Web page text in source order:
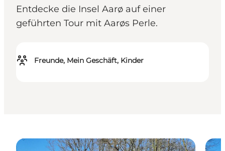
Entdecke die Insel Aarø auf einer
geführten Tour mit Aarøs Perle.
Freunde, Mein Geschäft, Kinder